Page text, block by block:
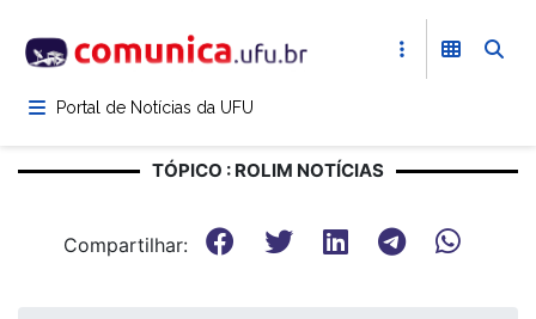
para
conteúdoPortal de Notícias da UFU
TÓPICO : ROLIM NOTÍCIAS
Compartilhar: